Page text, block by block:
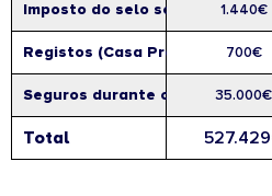
Imposto do selo sobre crédito
1.440€
Registos (Casa Pronta) 700€
Seguros durante o contrato35.000€
Total